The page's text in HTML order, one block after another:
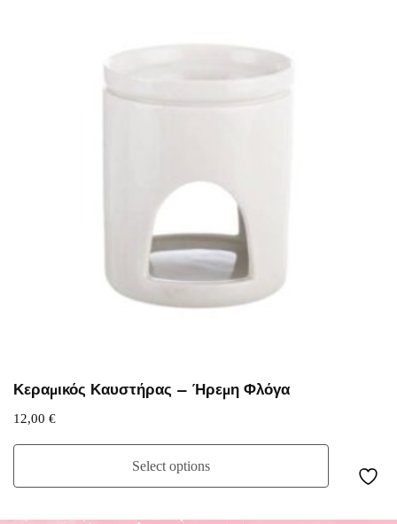
Κεραμικός Καυστήρας – Ήρεμη Φλόγα
12,00 €
Select options